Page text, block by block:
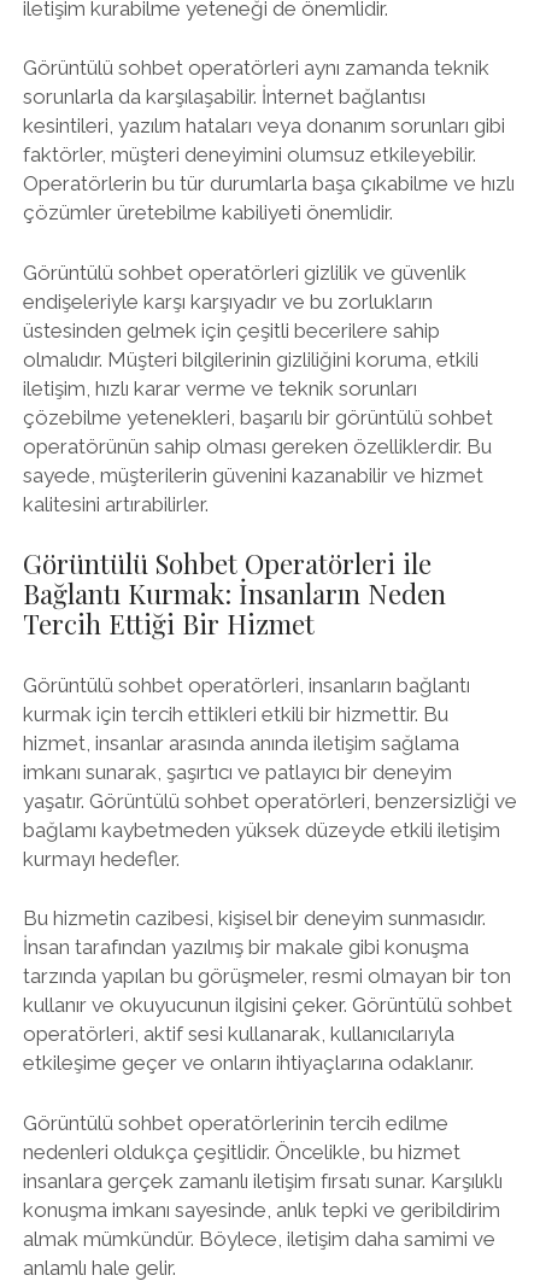
iletişim kurabilme yeteneği de önemlidir.
Görüntülü sohbet operatörleri aynı zamanda teknik
sorunlarla da karşılaşabilir. İnternet bağlantısı
kesintileri, yazılım hataları veya donanım sorunları gibi
faktörler, müşteri deneyimini olumsuz etkileyebilir.
Operatörlerin bu tür durumlarla başa çıkabilme ve hızlı
çözümler üretebilme kabiliyeti önemlidir.
Görüntülü sohbet operatörleri gizlilik ve güvenlik
endişeleriyle karşı karşıyadır ve bu zorlukların
üstesinden gelmek için çeşitli becerilere sahip
olmalıdır. Müşteri bilgilerinin gizliliğini koruma, etkili
iletişim, hızlı karar verme ve teknik sorunları
çözebilme yetenekleri, başarılı bir görüntülü sohbet
operatörünün sahip olması gereken özelliklerdir. Bu
sayede, müşterilerin güvenini kazanabilir ve hizmet
kalitesini artırabilirler.
Görüntülü Sohbet Operatörleri ile
Bağlantı Kurmak: İnsanların Neden
Tercih Ettiği Bir Hizmet
Görüntülü sohbet operatörleri, insanların bağlantı
kurmak için tercih ettikleri etkili bir hizmettir. Bu
hizmet, insanlar arasında anında iletişim sağlama
imkanı sunarak, şaşırtıcı ve patlayıcı bir deneyim
yaşatır. Görüntülü sohbet operatörleri, benzersizliği ve
bağlamı kaybetmeden yüksek düzeyde etkili iletişim
kurmayı hedefler.
Bu hizmetin cazibesi, kişisel bir deneyim sunmasıdır.
İnsan tarafından yazılmış bir makale gibi konuşma
tarzında yapılan bu görüşmeler, resmi olmayan bir ton
kullanır ve okuyucunun ilgisini çeker. Görüntülü sohbet
operatörleri, aktif sesi kullanarak, kullanıcılarıyla
etkileşime geçer ve onların ihtiyaçlarına odaklanır.
Görüntülü sohbet operatörlerinin tercih edilme
nedenleri oldukça çeşitlidir. Öncelikle, bu hizmet
insanlara gerçek zamanlı iletişim fırsatı sunar. Karşılıklı
konuşma imkanı sayesinde, anlık tepki ve geribildirim
almak mümkündür. Böylece, iletişim daha samimi ve
anlamlı hale gelir.